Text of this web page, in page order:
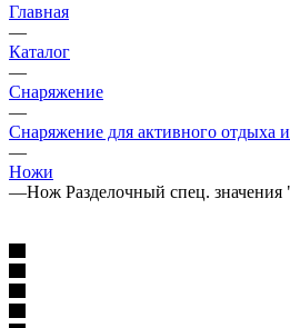
Главная
—
Каталог
—
Снаряжение
—
Снаряжение для активного отдыха
—
Ножи
—Нож Разделочный спец.